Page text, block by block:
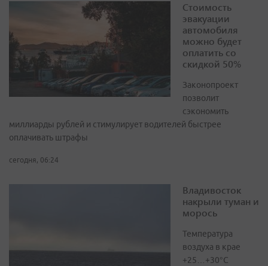
Стоимость
эвакуации
автомобиля
можно будет
оплатить со
скидкой 50%
Законопроект
позволит
сэкономить
миллиарды рублей и стимулирует водителей быстрее
оплачивать штрафы
сегодня, 06:24
Владивосток
накрыли туман и
морось
Температура
воздуха в крае
+25…+30°C